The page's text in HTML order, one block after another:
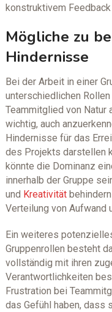
konstruktivem
Mögliche zu
Hindernisse
Bei der Arbeit in einer
unterschiedlichen
Teammitglied von Natur
wichtig, auch
Hindernisse für das
des Projekts darstellen
könnte die Dominanz
innerhalb der Gruppe
und Kreativität
Verteilung von Aufwand
Ein weiteres
Gruppenrollen besteht
vollständig mit ihren
Verantwortlichkeiten
Frustration bei
das Gefühl haben, dass